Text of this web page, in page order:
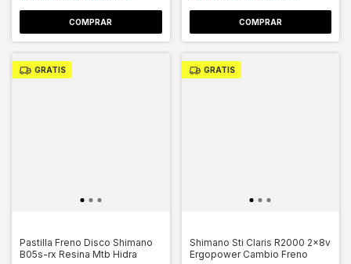
GRATIS
Pastilla Freno Disco Shimano
B05s-rx Resina Mtb Hidra
GRATIS
Shimano Sti Claris R2000 2x8v
Ergopower Cambio Freno